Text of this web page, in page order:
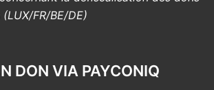
FR/BE/DE)
DON VIA PAYCONIQ